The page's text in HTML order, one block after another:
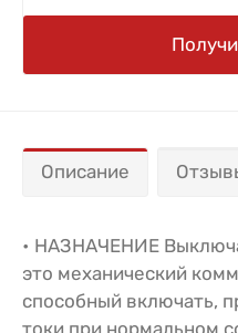
Описание
• НАЗНАЧЕНИЕ
это механический
способный включать,
токи при нормальном